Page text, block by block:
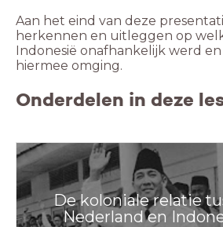
Aan het eind van deze
herkennen en uitleggen op
Indonesië onafhankelijk werd
hiermee omging.
Onderdelen in deze
De koloniale relatie
Nederland en